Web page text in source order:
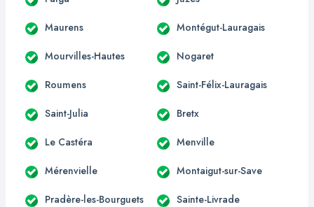
Maurens Montégut-Lauragais
Mourvilles-Hautes Nogaret
Roumens Saint-Félix-Lauragais
Saint-Julia Bretx
Le Castéra Menville
Mérenvielle Montaigut-sur-Save
Pradère-les-Bourguets Sainte-Livrade